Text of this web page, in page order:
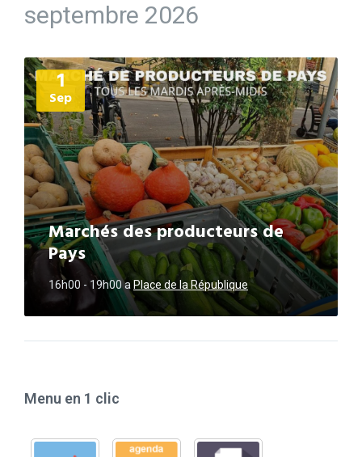
septembre 2026
1
Sep
Marchés des producteurs de
Pays
16h00 - 19h00a Place de la République
Plus
d'informations
Menu en 1 clic